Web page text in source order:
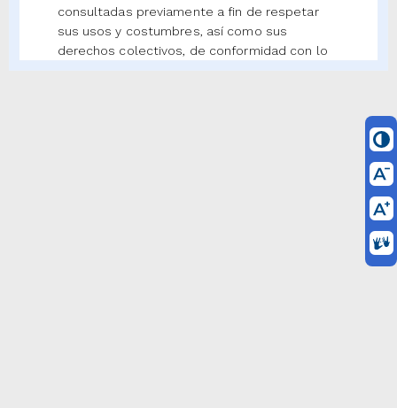
consultadas previamente a fin de respetar
sus usos y costumbres, así como sus
derechos colectivos, de conformidad con lo